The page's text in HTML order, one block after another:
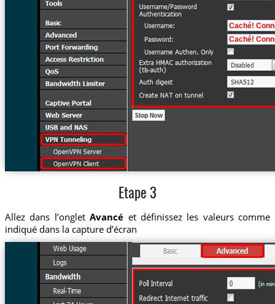
Etape 3
Allez dans l’ongletAvancé et définissez les valeurs comme
indiqué dans la capture d’écran